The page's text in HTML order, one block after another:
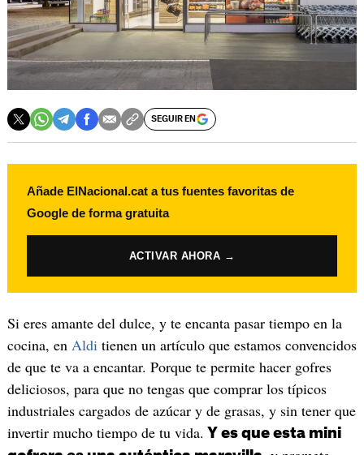
SEGUIR EN
Añade ElNacional.cat a tus fuentes favoritas de
Google de forma gratuita
ACTIVAR AHORA →
Si eres amante del dulce, y te encanta pasar tiempo en la
cocina, en Alditienen un artículo que estamos convencidos
de que te va a encantar. Porque te permite hacer gofres
deliciosos, para que no tengas que comprar los típicos
industriales cargados de azúcar y de grasas, y sin tener que
invertir mucho tiempo de tu vida. Y es que esta mini